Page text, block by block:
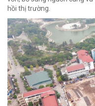
hồi thị trường.